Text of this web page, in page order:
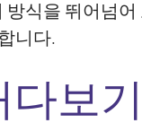
방식을 뛰어넘
니다.
보